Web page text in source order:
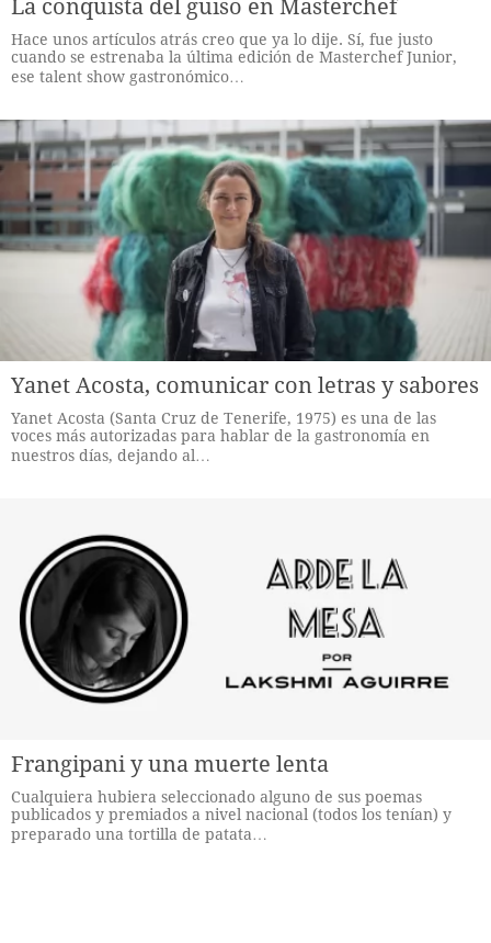
La conquista del guiso en Masterchef
Hace unos artículos atrás creo que ya lo dije. Sí, fue justo
cuando se estrenaba la última edición de Masterchef Junior,
ese talent show gastronómico…
Yanet Acosta, comunicar con letras y sabores
Yanet Acosta (Santa Cruz de Tenerife, 1975) es una de las
voces más autorizadas para hablar de la gastronomía en
nuestros días, dejando al…
Frangipani y una muerte lenta
Cualquiera hubiera seleccionado alguno de sus poemas
publicados y premiados a nivel nacional (todos los tenían) y
preparado una tortilla de patata…